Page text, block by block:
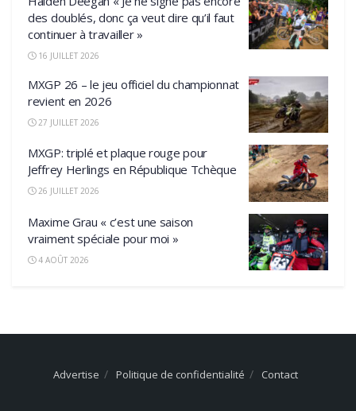
des doublés, donc ça veut dire qu’il faut
continuer à travailler »
16 JUILLET 2026
MXGP 26 – le jeu officiel du championnat
revient en 2026
27 JUILLET 2026
MXGP: triplé et plaque rouge pour
Jeffrey Herlings en République Tchèque
26 JUILLET 2026
Maxime Grau « c’est une saison
vraiment spéciale pour moi »
4 AOÛT 2026
Advertise Politique de confidentialité Contact